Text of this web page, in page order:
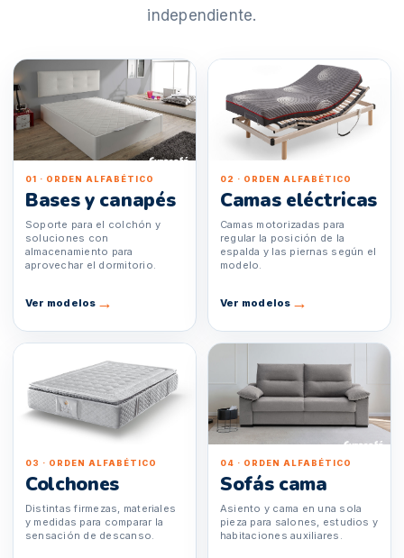
independiente.
01 · ORDEN ALFABÉTICO
Bases y canapés
Soporte para el colchón y
soluciones con
almacenamiento para
aprovechar el dormitorio.
Ver modelos →
02 · ORDEN ALFABÉTICO
Camas eléctricas
Camas motorizadas para
regular la posición de la
espalda y las piernas según el
modelo.
Ver modelos →
03 · ORDEN ALFABÉTICO
Colchones
Distintas firmezas, materiales
y medidas para comparar la
sensación de descanso.
04 · ORDEN ALFABÉTICO
Sofás cama
Asiento y cama en una sola
pieza para salones, estudios y
habitaciones auxiliares.